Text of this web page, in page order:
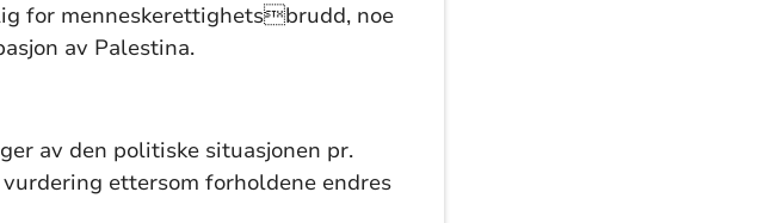
for menneskerettighetsbrudd, noe
av Palestina.
av den politiske situasjonen pr.
ettersom forholdene endres